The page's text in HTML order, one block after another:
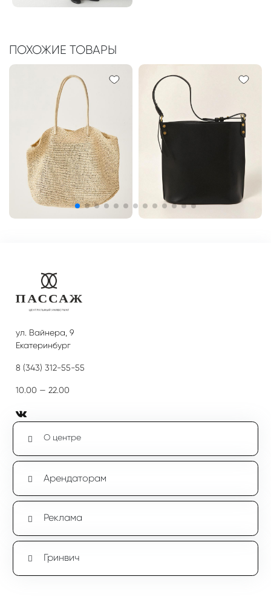
ПОХОЖИЕ ТОВАРЫ
ул. Вайнера, 9
Екатеринбург
8 (343) 312-55-55
10.00 — 22.00
О центре
Арендаторам
Реклама
Гринвич